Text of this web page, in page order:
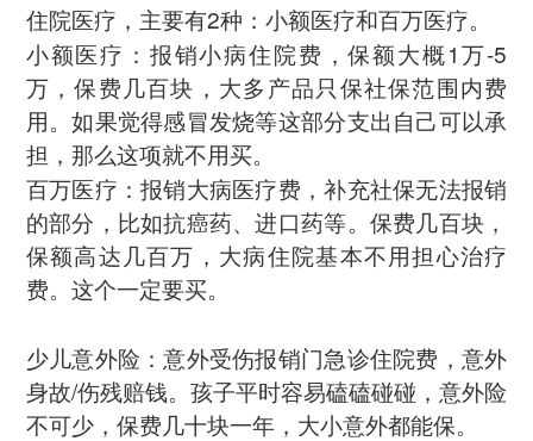
住院医疗，主要有2种：小额医疗和百万医疗。
小额医疗：报销小病住院费，保额大概1万-5
万，保费几百块，大多产品只保社保范围内费
用。如果觉得感冒发烧等这部分支出自己可以承
担，那么这项就不用买。
百万医疗：报销大病医疗费，补充社保无法报销
的部分，比如抗癌药、进口药等。保费几百块，
保额高达几百万，大病住院基本不用担心治疗
费。这个一定要买。
少儿意外险：意外受伤报销门急诊住院费，意外
身故/伤残赔钱。孩子平时容易磕磕碰碰，意外险
不可少，保费几十块一年，大小意外都能保。